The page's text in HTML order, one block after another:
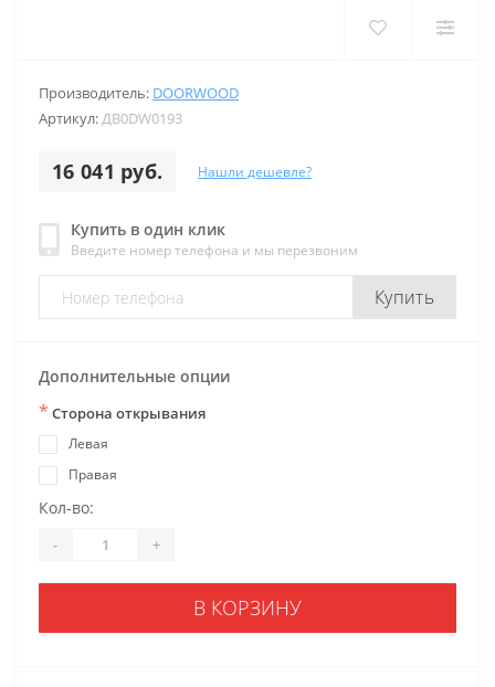
Производитель: DOORWOOD
Артикул:ДB0DW0193
16 041 руб. Нашли дешевле?
Купить в один клик
Введите номер телефона и мы перезвоним
Купить
Дополнительные опции
* Сторона открывания
Левая
Правая
Кол-во:
- +
В КОРЗИНУ